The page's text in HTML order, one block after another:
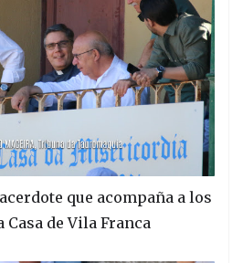
que acompaña a los
Casa de Vila Franca